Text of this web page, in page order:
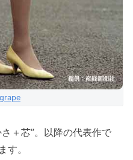
grape
＋芯”。以降の代表作で
す。